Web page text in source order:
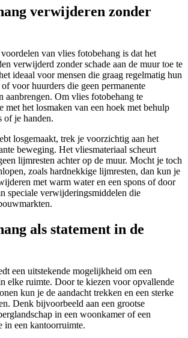
verwijderen zonder
van vlies fotobehang is dat het
verwijderd zonder schade aan de muur toe te
ideaal voor mensen die graag regelmatig hun
voor huurders die geen permanente
aanbrengen. Om vlies fotobehang te
met het losmaken van een hoek met behulp
of je handen.
losgemaakt, trek je voorzichtig aan het
beweging. Het vliesmateriaal scheurt
lijmresten achter op de muur. Mocht je toch
zoals hardnekkige lijmresten, dan kun je
met warm water en een spons of door
speciale verwijderingsmiddelen die
als statement in de
een uitstekende mogelijkheid om een
elke ruimte. Door te kiezen voor opvallende
kun je de aandacht trekken en een sterke
Denk bijvoorbeeld aan een grootse
in een woonkamer of een
in een kantoorruimte.